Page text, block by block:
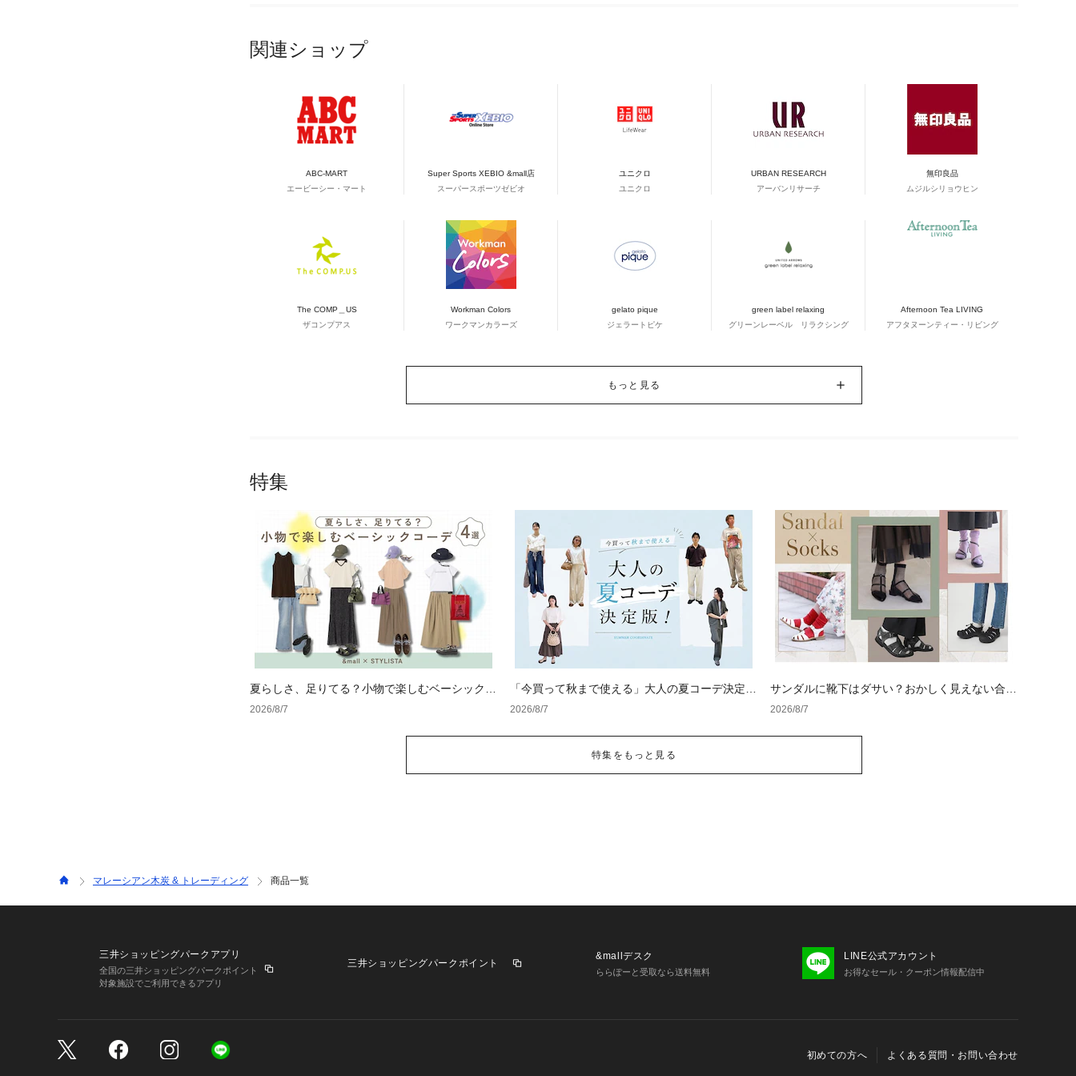
関連ショップ
ABC-MART
エービーシー・マート
Super Sports XEBIO &mall店
スーパースポーツゼビオ
ユニクロ
ユニクロ
URBAN RESEARCH
アーバンリサーチ
無印良品
ムジルシリョウヒン
The COMP＿US
ザコンプアス
Workman Colors
ワークマンカラーズ
gelato pique
ジェラートピケ
green label relaxing
グリーンレーベル リラクシング
Afternoon Tea LIVING
アフタヌーンティー・リビング
もっと見る
特集
夏らしさ、足りてる？小物で楽しむベーシックコ
ーデ4選
2026/8/7
「今買って秋まで使える」大人の夏コーデ決定
版！男女別正解スタイルとNGな着こなし
2026/8/7
サンダルに靴下はダサい？おかしく見えない合わ
せ方の黄金法則と男女別おすすめコーデ
2026/8/7
特集をもっと見る
マレーシアン木炭 & トレーディング 商品一覧
三井ショッピングパークアプリ
全国の三井ショッピングパークポイント
対象施設でご利用できるアプリ
三井ショッピングパークポイント
&mallデスク
ららぽーと受取なら送料無料
LINE公式アカウント
お得なセール・クーポン情報配信中
初めての方へ よくある質問・お問い合わせ